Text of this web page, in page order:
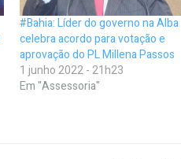
#Bahia: Líder do governo na Alba
celebra acordo para votação e
aprovação do PL Millena Passos
1 junho 2022 - 21h23
Em "Assessoria"